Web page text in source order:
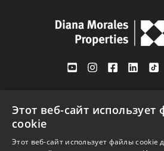
1st Floor, Office
29601 Marbella
Этот веб-сайт использует
cookie
Этот веб-сайт использует файлы cookie